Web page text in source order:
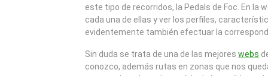
este tipo de recorridos, la Pedals de Foc. En la
cada una de ellas y ver los perfiles,
evidentemente también efectuar la
Sin duda se trata de una de las mejores webs
conozco, además rutas en zonas que nos